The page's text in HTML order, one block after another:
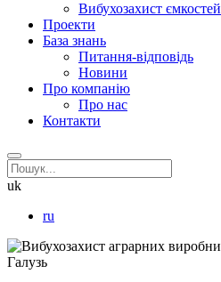
Вибухозахист ємкостей
Проекти
База знань
Питання-відповідь
Новини
Про компанію
Про нас
Контакти
uk
ru
Галузь